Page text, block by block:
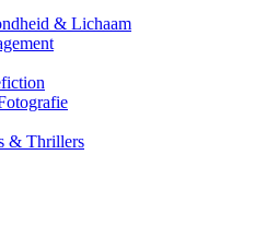
& Lichaam
& Thrillers